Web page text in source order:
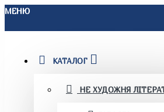
МЕНЮ
КАТАЛОГ
НЕ ХУДОЖНЯ